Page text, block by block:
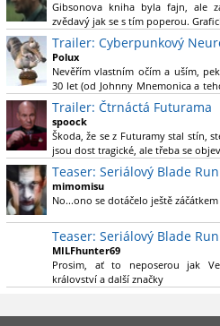
Výběr Ulricha Tomsena pro mě
bravo.
Chandler je lepší a lepší s každou
Komiksy to mají ted´těžké,
(DC nebo MCU to je buřt) , ale
Držím tomu palce.
Gibsonova kniha byla fajn, ale
zvědavý jak se s tím poperou.
Trailer: Cyberpunkový
Polux
Nevěřím vlastním očím a uším,
30 let (od Johnny Mnemonica a
Gibson a co je jeho debutová
který pojem cyberpunk dostal
nikoliv fanouška žánru) marně
nástupců", kteří přišli poté
Altered Carbon, Blade Runner
konečně vzpomene i na bibli
Teď už nezbývá nic jiného než se
to
. Plus kudos za sázku na
Trailer: Čtrnáctá Futurama
spoock
Škoda, že se z Futuramy stal stín,
jsou dost tragické, ale třeba se
Nedávno začala vycházet nová řada
že se na to dá opět koukat.
Teaser: Seriálový Blade
mimomisu
No...ono se dotáčelo ještě
Teaser: Seriálový Blade
MILFhunter69
Prosim, ať to neposerou jak
království a další značky